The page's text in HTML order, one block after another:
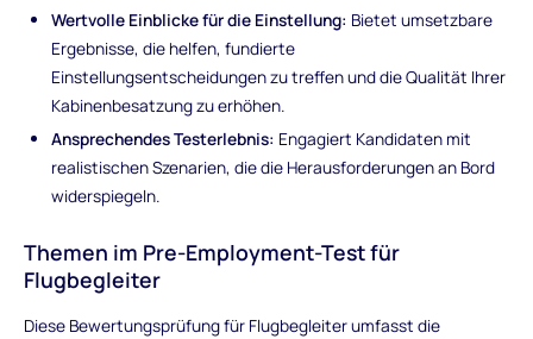
Wertvolle Einblicke für die Einstellung: Bietet umsetzbare
Ergebnisse, die helfen, fundierte
Einstellungsentscheidungen zu treffen und die Qualität Ihrer
Kabinenbesatzung zu erhöhen.
Ansprechendes Testerlebnis: Engagiert Kandidaten mit
realistischen Szenarien, die die Herausforderungen an Bord
widerspiegeln.
Themen im Pre-Employment-Test für
Flugbegleiter
Diese Bewertungsprüfung für Flugbegleiter umfasst die